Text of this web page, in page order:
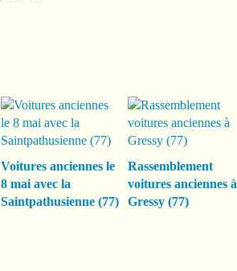
Voitures anciennes le
8 mai avec la
Saintpathusienne (77)
Rassemblement
voitures anciennes à
Gressy (77)